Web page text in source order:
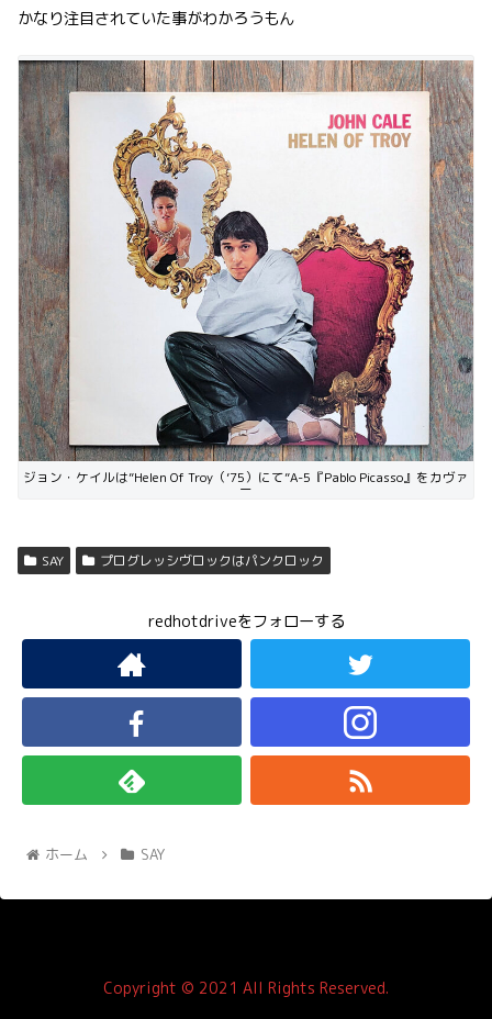
かなり注目されていた事がわかろうもん
ジョン・ケイルは”Helen Of Troy（’75）にて”A-5『Pablo Picasso』をカヴァ
ー
SAY プログレッシヴロックはパンクロック
redhotdriveをフォローする
ホーム SAY
Copyright © 2021 All Rights Reserved.